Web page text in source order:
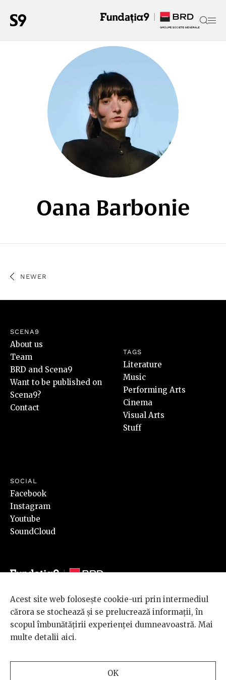
Oana Barbonie
NEWER
SCENA9
About us
Team
BRD and Scena9
Want to be published on
Scena9?
Contact
TAGS
Literature
Music
Performing Arts
Cinema
Visual Arts
Stuff
SOCIAL
Facebook
Instagram
Youtube
SoundCloud
© 2026 BRD Groupe Société Générale, toate drepturile rezervate.
Scena 9 este un proiect sustinut de
BRD GROUPE SOCIÉTÉ
GÉNÉRALE
Acest site web folosește cookie-uri prin intermediul
cărora se stochează și se prelucrează informații, în
scopul îmbunătățirii experienței dumneavoastră. Mai
multe detalii aici.
OK